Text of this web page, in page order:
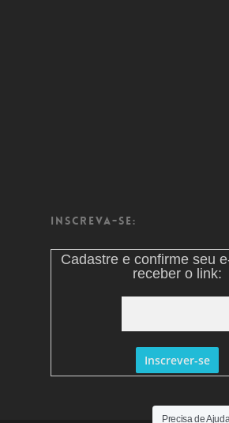
Inscreva-se:
Cadastre e confirme seu
receber o link:
Precisa de